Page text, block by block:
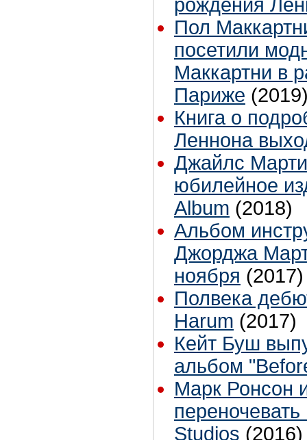
рождения
Пол
посетили
Маккартни в
Париже
Книга о
Леннона
Джайлс
юбилейное
Album (2018)
Альбом
Джорджа
ноября (2017)
Полвека
Harum (2017)
Кейт Буш
альбом
Марк Ронсон
Studios (2016)